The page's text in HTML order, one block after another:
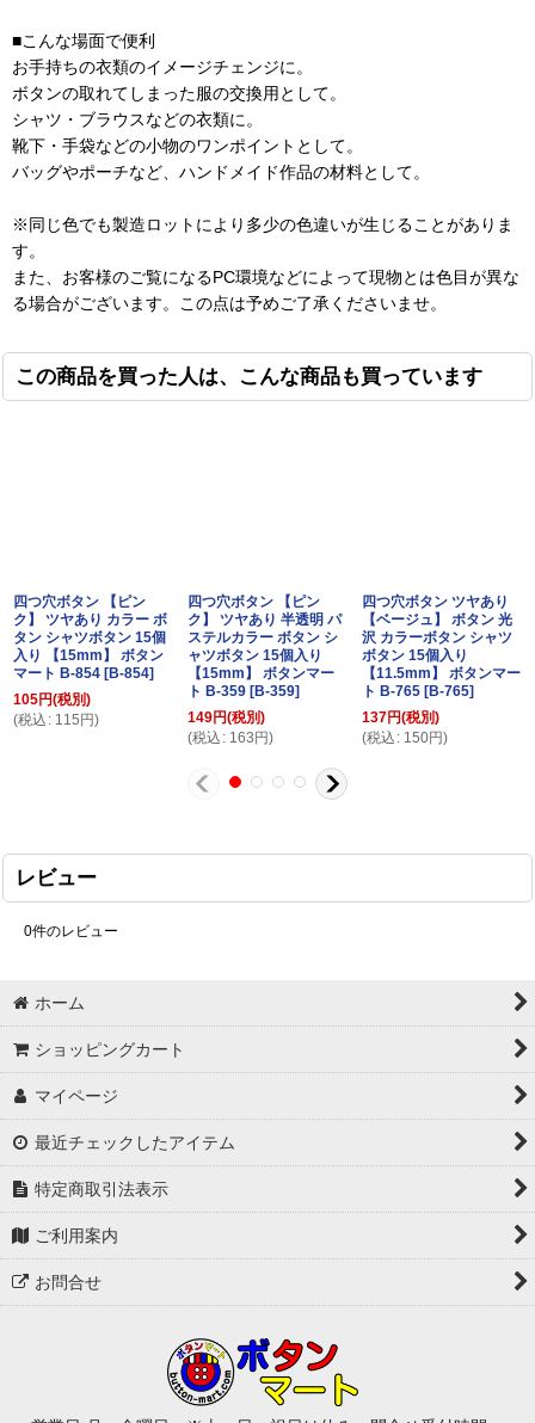
■こんな場面で便利
お手持ちの衣類のイメージチェンジに。
ボタンの取れてしまった服の交換用として。
シャツ・ブラウスなどの衣類に。
靴下・手袋などの小物のワンポイントとして。
バッグやポーチなど、ハンドメイド作品の材料として。
※同じ色でも製造ロットにより多少の色違いが生じることがありま
す。
また、お客様のご覧になるPC環境などによって現物とは色目が異な
る場合がございます。この点は予めご了承くださいませ。
この商品を買った人は、こんな商品も買っています
四つ穴ボタン 【ピン
ク】 ツヤあり カラー ボ
タン シャツボタン 15個
入り 【15mm】 ボタン
マート B-854 [B-854]
105円(税別)
(税込 : 115円)
四つ穴ボタン 【ピン
ク】 ツヤあり 半透明 パ
ステルカラー ボタン シ
ャツボタン 15個入り
【15mm】 ボタンマー
ト B-359 [B-359]
149円(税別)
(税込 : 163円)
四つ穴ボタン ツヤあり
【ベージュ】 ボタン 光
沢 カラーボタン シャツ
ボタン 15個入り
【11.5mm】 ボタンマー
ト B-765 [B-765]
137円(税別)
(税込 : 150円)
レビュー
0件のレビュー
ホーム
ショッピングカート
マイページ
最近チェックしたアイテム
特定商取引法表示
ご利用案内
お問合せ